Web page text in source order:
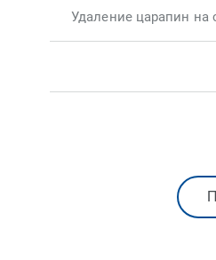
Удаление царапин на